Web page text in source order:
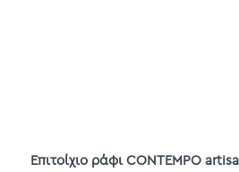
Επιτοίχιο ράφι CONTEMPO